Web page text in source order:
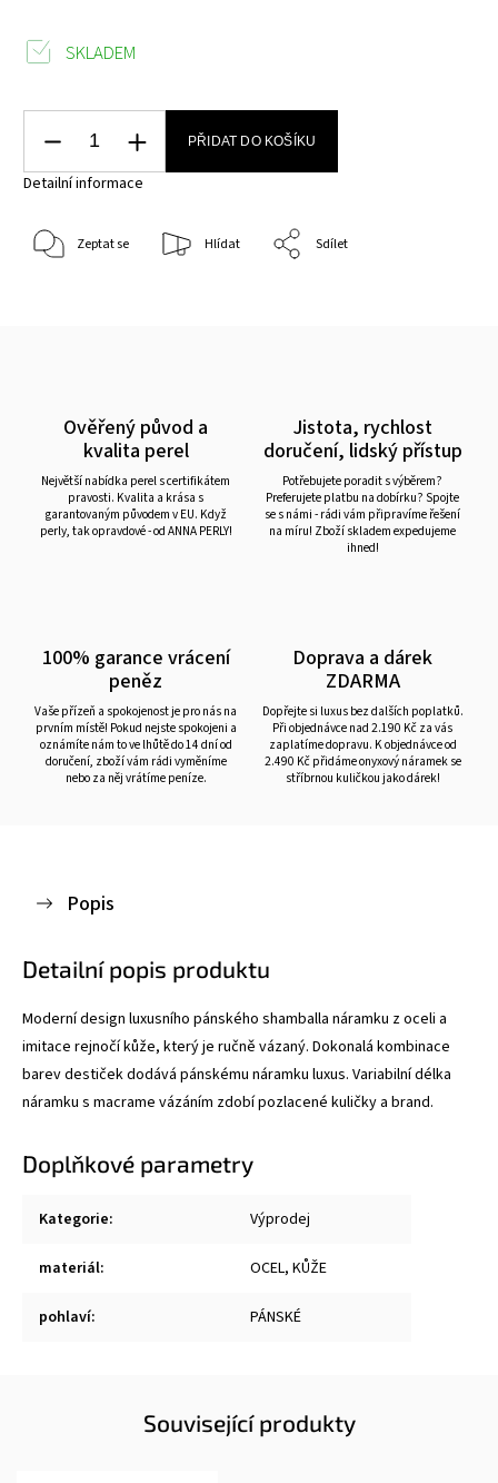
SKLADEM
PŘIDAT DO KOŠÍKU
Detailní informace
Zeptat se Hlídat Sdílet
Ověřený původ a
kvalita perel
Největší nabídka perel s certifikátem
pravosti. Kvalita a krása s
garantovaným původem v EU. Když
perly, tak opravdové - od ANNA PERLY!
Jistota, rychlost
doručení, lidský přístup
Potřebujete poradit s výběrem?
Preferujete platbu na dobírku? Spojte
se s námi - rádi vám připravíme řešení
na míru! Zboží skladem expedujeme
ihned!
100% garance vrácení
peněz
Vaše přízeň a spokojenost je pro nás na
prvním místě! Pokud nejste spokojeni a
oznámíte nám to ve lhůtě do 14 dní od
doručení, zboží vám rádi vyměníme
nebo za něj vrátíme peníze.
Doprava a dárek
ZDARMA
Dopřejte si luxus bez dalších poplatků.
Při objednávce nad 2.190 Kč za vás
zaplatíme dopravu. K objednávce od
2.490 Kč přidáme onyxový náramek se
stříbrnou kuličkou jako dárek!
Popis
Detailní popis produktu
Moderní design luxusního pánského shamballa náramku z oceli a
imitace rejnočí kůže, který je ručně vázaný. Dokonalá kombinace
barev destiček dodává pánskému náramku luxus. Variabilní délka
náramku s macrame vázáním zdobí pozlacené kuličky a brand.
Doplňkové parametry
Kategorie: Výprodej
materiál: OCEL, KŮŽE
pohlaví: PÁNSKÉ
Související produkty